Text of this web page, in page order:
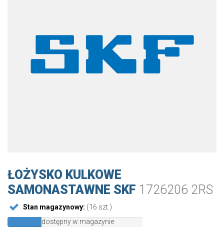
ŁOŻYSKO KULKOWE
SAMONASTAWNE SKF 1726206 2RS
Stan magazynowy: (16 szt.)
dostępnydostępny w magazynie